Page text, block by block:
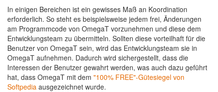
In einigen Bereichen ist ein gewisses Maß an Koordination
erforderlich. So steht es beispielsweise jedem frei, Änderungen
am Programmcode von OmegaT vorzunehmen und diese dem
Entwicklungsteam zu übermitteln. Sollten diese vorteilhaft für die
Benutzer von OmegaT sein, wird das Entwicklungsteam sie in
OmegaT aufnehmen. Dadurch wird sichergestellt, dass die
Interessen der Benutzer gewahrt werden, was auch dazu geführt
hat, dass OmegaT mit dem "100% FREE"-Gütesiegel von
Softpedia ausgezeichnet wurde.